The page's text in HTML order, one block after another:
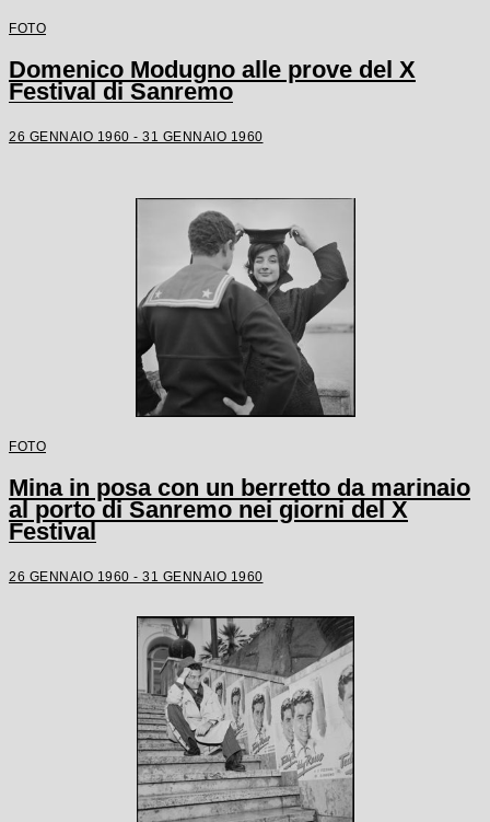
FOTO
Domenico Modugno alle prove del X
Festival di Sanremo
26 GENNAIO 1960 - 31 GENNAIO 1960
FOTO
Mina in posa con un berretto da marinaio
al porto di Sanremo nei giorni del X
Festival
26 GENNAIO 1960 - 31 GENNAIO 1960